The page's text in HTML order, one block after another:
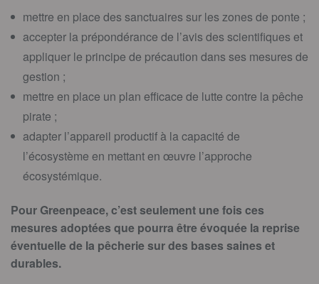
mettre en place des sanctuaires sur les zones de ponte ;
accepter la prépondérance de l’avis des scientifiques et
appliquer le principe de précaution dans ses mesures de
gestion ;
mettre en place un plan efficace de lutte contre la pêche
pirate ;
adapter l’appareil productif à la capacité de
l’écosystème en mettant en œuvre l’approche
écosystémique.
Pour Greenpeace, c’est seulement une fois ces
mesures adoptées que pourra être évoquée la reprise
éventuelle de la pêcherie sur des bases saines et
durables.